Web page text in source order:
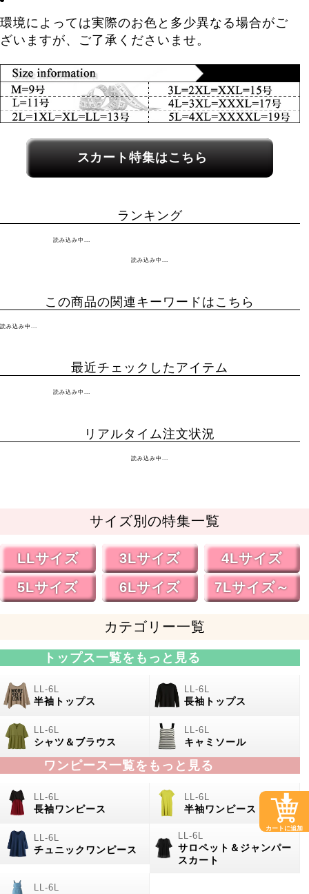
環境によっては実際のお色と多少異なる場合がご
ざいますが、ご了承くださいませ。
関連カテゴリーへのリンク
スカート特集はこちら
ランキング
読み込み中...
読み込み中...
この商品の関連キーワードはこちら
読み込み中...
最近チェックしたアイテム
読み込み中...
リアルタイム注文状況
読み込み中...
サイズ別の特集一覧
LLサイズ 3Lサイズ
4Lサイズ
5Lサイズ
6Lサイズ 7Lサイズ～
カテゴリー一覧
トップス一覧をもっと見る
半袖トップス 長袖トップス
シャツ＆ブラウス キャミソール
ワンピース一覧をもっと見る
長袖ワンピース 半袖ワンピース
チュニックワンピース
サロペット＆ジャンパー
スカート
カートに追加